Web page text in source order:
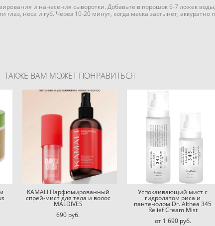
и нанесения сыворотки. Добавьте в порошок 6-7 ложек
носа и губ. Через 10-20 минут, когда маска застынет,
ТАКЖЕ ВАМ МОЖЕТ ПОНРАВИТЬСЯ
KAMALI Парфюмированный
спрей-мист для тела и волос
MALDIVES
690 pуб.
Успокаивающий мист с
гидролатом риса и
пантенолом Dr. Althea 345
Relief Cream Mist
от 1 690 pуб.